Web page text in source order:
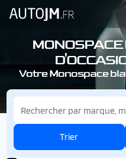
Votre Monospace
Trier